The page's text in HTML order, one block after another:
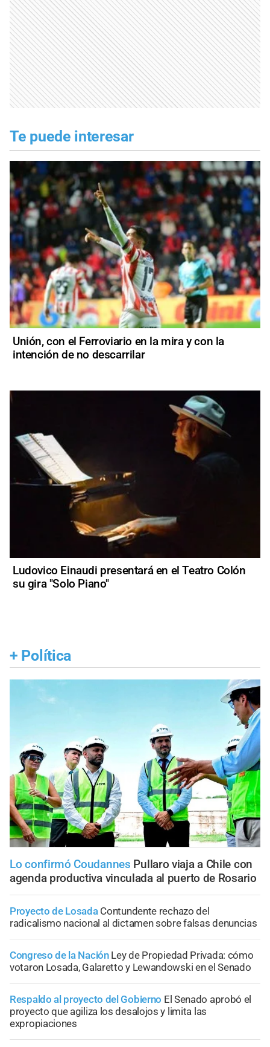
Te puede interesar
Unión, con el Ferroviario en la mira y con la
intención de no descarrilar
Ludovico Einaudi presentará en el Teatro Colón
su gira "Solo Piano"
+ Política
Lo confirmó Coudannes Pullaro viaja a Chile con
agenda productiva vinculada al puerto de Rosario
Proyecto de Losada Contundente rechazo del
radicalismo nacional al dictamen sobre falsas denuncias
Congreso de la Nación Ley de Propiedad Privada: cómo
votaron Losada, Galaretto y Lewandowski en el Senado
Respaldo al proyecto del Gobierno El Senado aprobó el
proyecto que agiliza los desalojos y limita las
expropiaciones